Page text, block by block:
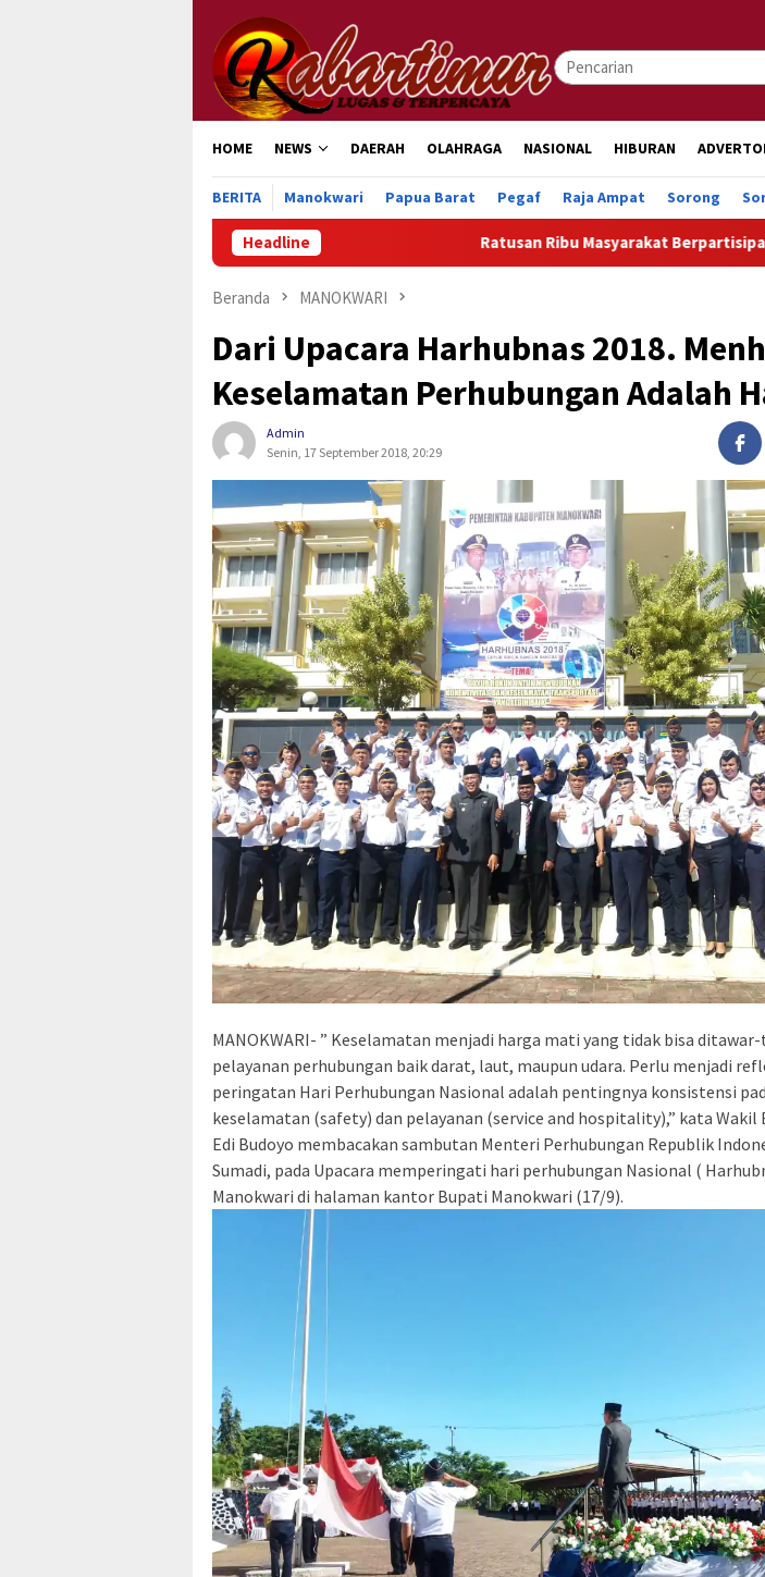
konten
HOME NEWS DAERAH OLAHRAGA NASIONAL HIBURAN
BERITA Manokwari Papua Barat Pegaf Raja Ampat Sorong
Headline Ratusan Ribu Masyarakat Berpartisipasi dalam “War”
Beranda MANOKWARI
Dari Upacara Harhubnas 2018.
Keselamatan Perhubungan Adalah
Admin
Senin, 17 September 2018, 20:29
MANOKWARI- ” Keselamatan menjadi harga mati yang tidak bisa
pelayanan perhubungan baik darat, laut, maupun udara. Perlu menjadi
peringatan Hari Perhubungan Nasional adalah pentingnya konsistensi
keselamatan (safety) dan pelayanan (service and hospitality),” kata Wakil
Edi Budoyo membacakan sambutan Menteri Perhubungan Republik
Sumadi, pada Upacara memperingati hari perhubungan Nasional (
Manokwari di halaman kantor Bupati Manokwari (17/9).